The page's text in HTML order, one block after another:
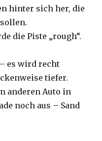
hinter sich her, die
die Piste „rough“.
es wird recht
tiefer.
anderen Auto in
noch aus – Sand